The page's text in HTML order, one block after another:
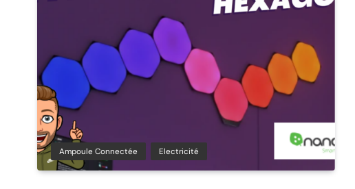
Ampoule Connectée Electricité